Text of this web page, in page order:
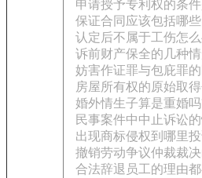
申请授予专利权的条
保证合同应该包括哪
认定后不属于工伤怎
诉前财产保全的几种
妨害作证罪与包庇罪
房屋所有权的原始取
婚外情生子算是重婚吗
民事案件中中止诉讼
出现商标侵权到哪里
撤销劳动争议仲裁裁
合法辞退员工的理由